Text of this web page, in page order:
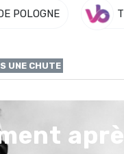
POLOGNE
UNE CHUTE